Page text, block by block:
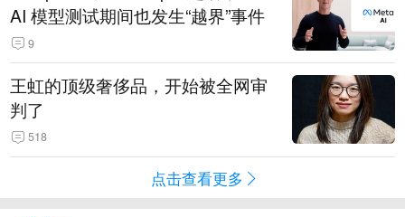
AI 模型测试期间也发生“越界”事件
9
王虹的顶级奢侈品，开始被全网审
判了
518
点击查看更多